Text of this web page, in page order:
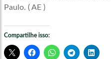
Paulo. ( AE )
Compartilhe isso: